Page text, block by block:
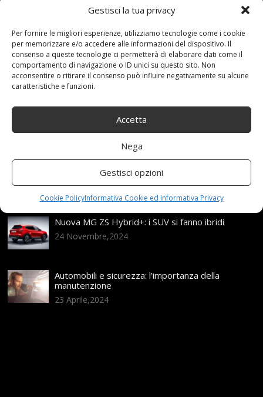
Gestisci la tua privacy
Per fornire le migliori esperienze, utilizziamo tecnologie come i cookie
per memorizzare e/o accedere alle informazioni del dispositivo. Il
consenso a queste tecnologie ci permetterà di elaborare dati come il
comportamento di navigazione o ID unici su questo sito. Non
acconsentire o ritirare il consenso può influire negativamente su alcune
caratteristiche e funzioni.
Accetta
Nega
Gestisci opzioni
Cookie PolicyInformativa Cookie ed informativa Privacy
10 Ottobre 2021 redazione
ALPIN,Argento,Complete ,con,Invernali,MICHELIN,
R17,ruote,Tallin ,TITANIO Categories: Shop
Articoli recenti
Assicurazione auto e sostituzione lunotto: le cose
da sapere
Range Rover: un’icona tra i luxury SUV
Nuova MG ZS Hybrid+: i SUV si fanno ibridi
24 Novembre,2024
Automobili e sicurezza: l’importanza della
manutenzione
23 Aprile,2024